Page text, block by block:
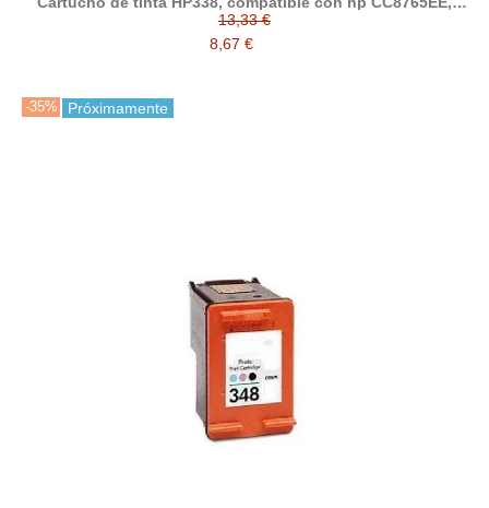
negro
13,33 €
8,67 €
-35% Próximamente